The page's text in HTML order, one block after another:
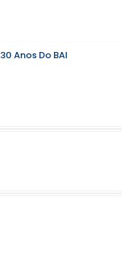
Anos Do BAI